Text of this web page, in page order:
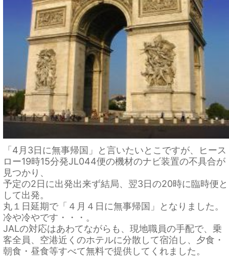
「4月3日に無事帰国」と言いたいとこですが、ヒース
ロー19時15分発JL044便の機材のナビ装置の不具合が
見つかり、
予定の2日に出発出来ず結局、翌3日の20時に臨時便と
して出発。
丸１日延期で「４月４日に無事帰国」となりました。
冷や冷やです・・・。
JALの対応はあわてながらも、現地職員の手配で、乗
客全員、空港近くのホテルに分散して宿泊し、夕食・
朝食・昼食等すべて無料で提供してくれました。